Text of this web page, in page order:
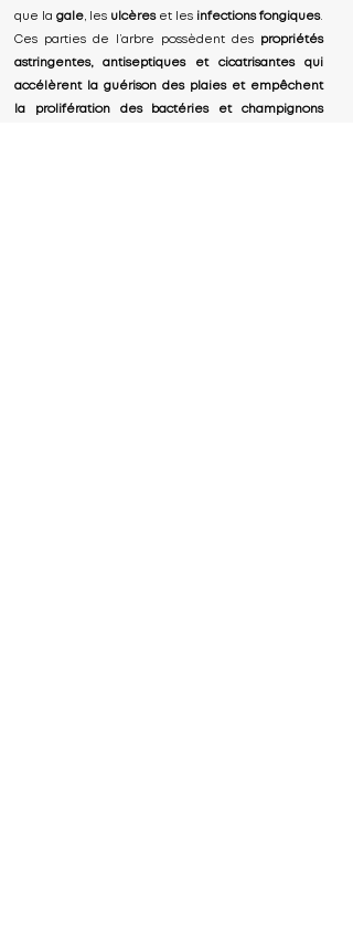
que la gale , les ulcères et les infections fongiques.
Ces parties de l’arbre possèdent des propriétés
astringentes, antiseptiques et cicatrisantes qui
accélèrent la guérison des plaies et empêchent
la prolifération des bactéries et champignons